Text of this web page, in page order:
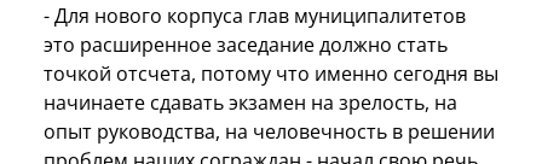
- Для нового корпуса глав муниципалитетов
это расширенное заседание должно стать
точкой отсчета, потому что именно сегодня вы
начинаете сдавать экзамен на зрелость, на
опыт руководства, на человечность в решении